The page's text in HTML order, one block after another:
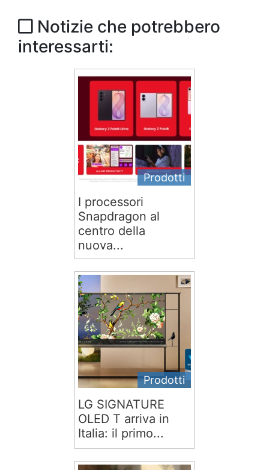
Notizie che potrebbero
interessarti:
Prodotti
I processori
Snapdragon al
centro della
nuova...
Prodotti
LG SIGNATURE
OLED T arriva in
Italia: il primo...